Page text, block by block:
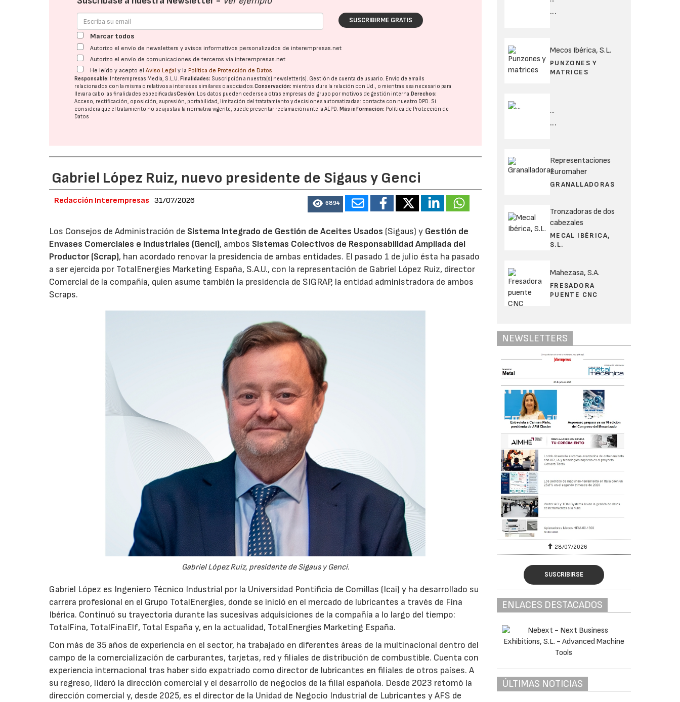
SUSCRIBIRME GRATIS
Marcar todos
Autorizo el envío de newsletters y avisos informativos personalizados de interempresas.net
Autorizo el envío de comunicaciones de terceros vía interempresas.net
He leído y acepto elAviso Legal y la Política de Protección de Datos
Responsable: Interempresas Media, S.L.U. Finalidades: Suscripción a nuestra(s) newsletter(s). Gestión de cuenta de usuario. Envío de emails
relacionados con la misma o relativos a intereses similares o asociados.Conservación: mientras dure la relación con Ud., o mientras sea necesario para
llevar a cabo las finalidades especificadasCesión: Los datos pueden cederse a otras empresas del grupo por motivos de gestión interna. Derechos:
Acceso, rectificación, oposición, supresión, portabilidad, limitación del tratatamiento y decisiones automatizadas: contacte con nuestro DPD. Si
considera que el tratamiento no se ajusta a la normativa vigente, puede presentar reclamación ante laAEPD. Más información: Política de Protección de
Datos
Gabriel López Ruiz, nuevo presidente de Sigaus y Genci
Redacción Interempresas 31/07/2026 6894
Los Consejos de Administración de Sistema Integrado de Gestión de Aceites Usados (Sigaus) y Gestión de
Envases Comerciales e Industriales (Genci), ambos Sistemas Colectivos de Responsabilidad Ampliada del
Productor (Scrap), han acordado renovar la presidencia de ambas entidades. El pasado 1 de julio ésta ha pasado
a ser ejercida por TotalEnergies Marketing España, S.A.U., con la representación de Gabriel López Ruiz, director
Comercial de la compañía, quien asume también la presidencia de SIGRAP, la entidad administradora de ambos
Scraps.
Gabriel López Ruiz, presidente de Sigaus y Genci.
Gabriel López es Ingeniero Técnico Industrial por la Universidad Pontificia de Comillas (Icai) y ha desarrollado su
carrera profesional en el Grupo TotalEnergies, donde se inició en el mercado de lubricantes a través de Fina
Ibérica. Continuó su trayectoria durante las sucesivas adquisiciones de la compañía a lo largo del tiempo:
TotalFina, TotalFinaElf, Total España y, en la actualidad, TotalEnergies Marketing España.
Con más de 35 años de experiencia en el sector, ha trabajado en diferentes áreas de la multinacional dentro del
campo de la comercialización de carburantes, tarjetas, red y filiales de distribución de combustible. Cuenta con
experiencia internacional tras haber sido expatriado como director de lubricantes en filiales de otros países. A
su regreso, lideró la dirección comercial y el desarrollo de negocios de la filial española. Desde 2023 retomó la
dirección comercial y, desde 2025, es el director de la Unidad de Negocio Industrial de Lubricantes y AFS de
...
Mecos Ibérica, S.L.
PUNZONES Y
MATRICES
...
...
Representaciones
Euromaher
GRANALLADORAS
Tronzadoras de dos
cabezales
MECAL IBÉRICA,
S.L.
Mahezasa, S.A.
FRESADORA
PUENTE CNC
NEWSLETTERS
30/07/2026 28/07/2026
SUSCRIBIRSE
ENLACES DESTACADOS
ÚLTIMAS NOTICIAS